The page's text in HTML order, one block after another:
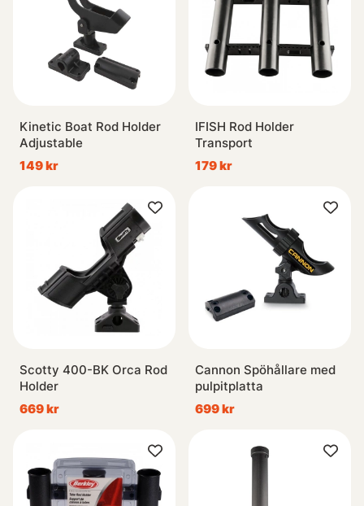
Kinetic Boat Rod Holder
Adjustable
149 kr
IFISH Rod Holder
Transport
179 kr
Scotty 400-BK Orca Rod
Holder
669 kr
Cannon Spöhållare med
pulpitplatta
699 kr